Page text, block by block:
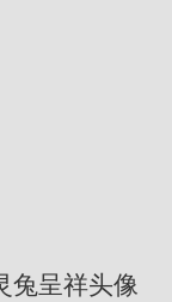
兔呈祥头像